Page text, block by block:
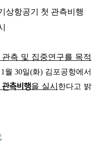
상항공기 첫 관측비행
관측 및 집중연구를 목적
1 월30일(화) 김포공항에서
측비행을 실시 한다고 밝